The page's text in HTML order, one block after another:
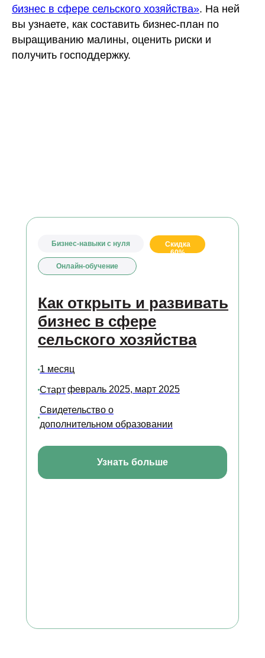
бизнес в сфере сельского хозяйства». На ней
вы узнаете, как составить бизнес-план по
выращиванию малины, оценить риски и
получить господдержку.
Как открыть и развивать
бизнес в сфере
сельского хозяйства
Бизнес-навыки с нуля
Свидетельство о
дополнительном образовании
Стартфевраль 2025, март 2025
1 месяц
Онлайн-обучение
Узнать больше
Скидка
60%
ул. Россошанская, д. 4, к. 1, этаж 1
КОНТАКТЫ
8 (800) 775-79-32 , 8 (495) 677-96-17
Звонок по России бесплатный
help.dpomipk@academcity.online
дистанционно